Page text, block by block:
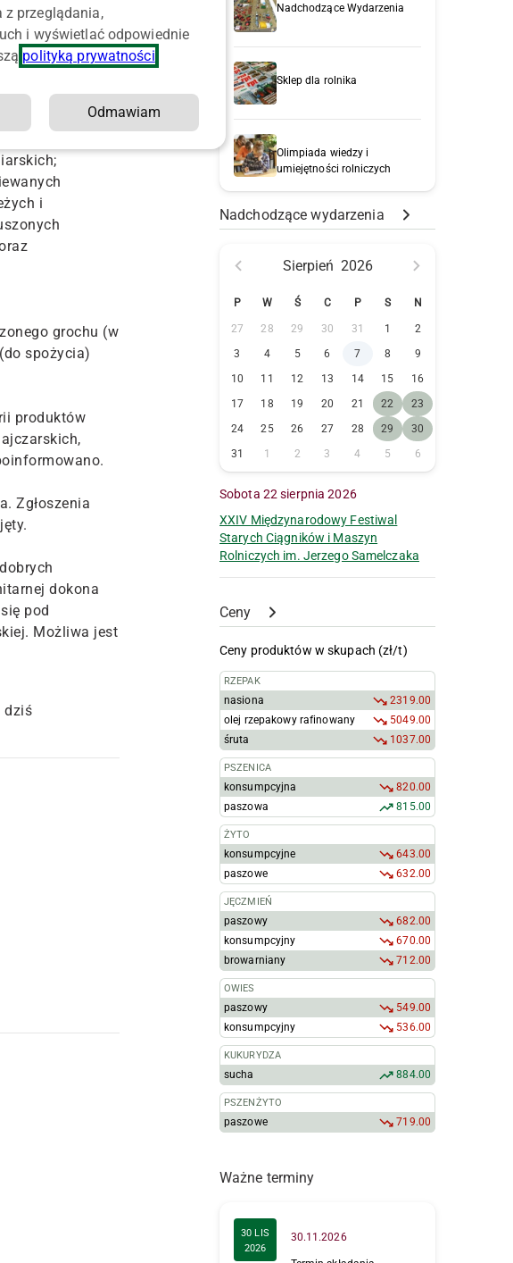
rejestracji,
jeśli żywność
to nie
i
grochu (w
spożycia)
produktów
Zgłoszenia
dokona
pod
Możliwa jest
dziś
Nadchodzące Wydarzenia
Sklep dla rolnika
Olimpiada wiedzy i
umiejętności rolniczych
Nadchodzące wydarzenia
Sierpień 2026
P W Ś C P S N
27 28 29 30 31 1
2
3
4 5 6 7 8
9
10
11 12 13 14 15
16
17
18 19 20 21 22
23
24
25 26 27 28 29
30
31
1 2 3 4 5 6
Sobota 22 sierpnia 2026
XXIV Międzynarodowy Festiwal
Starych Ciągników i Maszyn
Rolniczych im. Jerzego Samelczaka
Ceny
Ceny produktów w skupach (zł/t)
RZEPAK
nasiona
2319.00
olej rzepakowy rafinowany
5049.00
śruta
1037.00
PSZENICA
konsumpcyjna
820.00
paszowa
815.00
ŻYTO
konsumpcyjne
643.00
paszowe
632.00
JĘCZMIEŃ
paszowy
682.00
konsumpcyjny
670.00
browarniany
712.00
OWIES
paszowy
549.00
konsumpcyjny
536.00
KUKURYDZA
sucha 884.00
PSZENŻYTO
paszowe 719.00
Ważne terminy
30 LIS
2026
30.11.2026
z przeglądania,
i wyświetlać odpowiednie
polityką prywatności
Odmawiam